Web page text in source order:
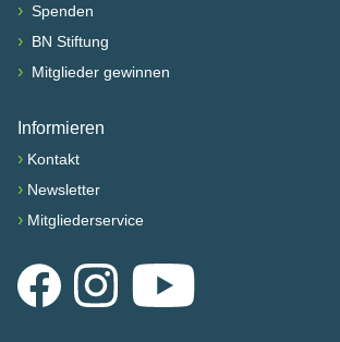
› Spenden
› BN Stiftung
› Mitglieder gewinnen
Informieren
› Kontakt
› Newsletter
› Mitgliederservice
FacebookInstagramYouTube